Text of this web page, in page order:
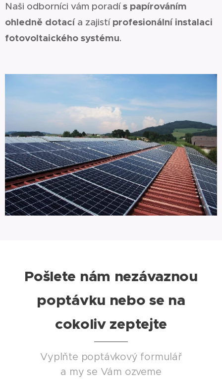
Naši odborníci vám poradís papírováním
ohledně dotacía zajistí profesionální instalaci
fotovoltaického systému.
Pošlete nám nezávaznou
poptávku nebo se na
cokoliv zeptejte
Vyplňte poptávkový formulář
a my se Vám ozveme